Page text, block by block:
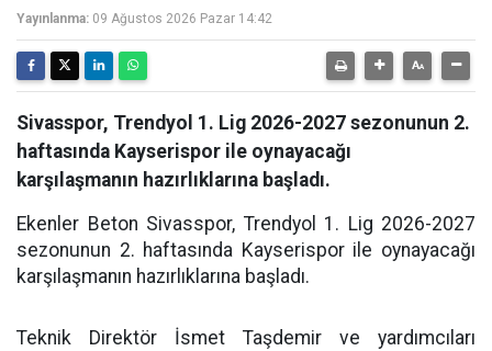
Yayınlanma: 09 Ağustos 2026 Pazar 14:42
Sivasspor, Trendyol 1. Lig 2026-2027 sezonunun 2.
haftasında Kayserispor ile oynayacağı
karşılaşmanın hazırlıklarına başladı.
Ekenler Beton Sivasspor, Trendyol 1. Lig 2026-2027
sezonunun 2. haftasında Kayserispor ile oynayacağı
karşılaşmanın hazırlıklarına başladı.
Teknik Direktör İsmet Taşdemir ve yardımcıları